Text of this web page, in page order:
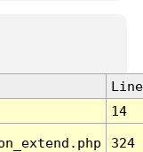
Line
14
324